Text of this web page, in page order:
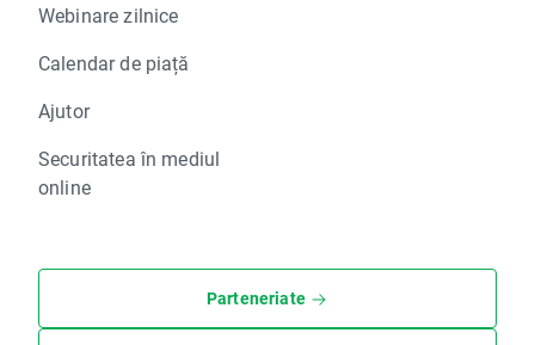
Webinare zilnice
Calendar de piață
Ajutor
Securitatea în mediul
online
Parteneriate